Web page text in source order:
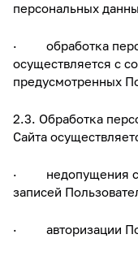
персональных
· обработка
осуществляется с
предусмотренных
2.3. Обработка
Сайта
· недопущения
записей
· авторизации